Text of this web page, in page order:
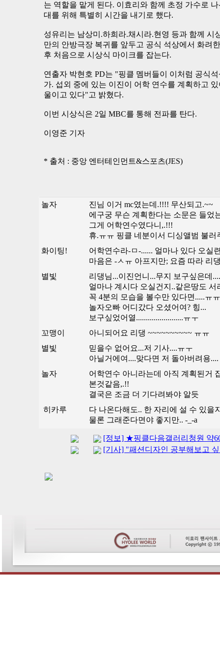
는 역할을 맡게 된다. 이효리와 함께 초정 가수로
대를 위해 특별히 시간을 내기로 했다.
성유리는 남상미.하희라.채시라.현영 등과 함께 시
만의 안방극장 복귀를 앞두고 공식 석상에서 화려
후 처음으로 시상식 마이크를 잡는다.
연출자 박현호 PD는 "핑클 멤버들이 이처럼 공식
가. 섭외 중에 있는 이진이 어학 연수를 계획하고
울이고 있다"고 밝혔다.
이번 시상식은 2일 MBC를 통해 전파를 탄다.
이영준 기자
* 출처 : 중앙 엔터테인먼트&스포츠(JES)
놀자
진님 이거 mc였는데.!!!! 무산되고.~~
에구궁 무슨 계획한다는 소문은 들었
그게 어학연수였다니,.!!!
휴.ㅠㅠ 핑클 네분이서 디싱앨범 불러
화이팅!
어학연수라-ㅁ-...... 얼마나 있다 오실
마음은 -ㅅㅠ 아프지만; 요즘 따라 리
별빛
리댕님...이진언니...무지 보구싶은데....
얼마나 계시다 오실건지..같은땅도 서
꼭 4분의 모습을 볼수만 있다면.....ㅠ
놀자오빠 어디갔다 오셨어여? 힝...
보구싶었어열........................ㅠㅜ
꼬맹이
아니되어요 리댕 ~~~~~~~~~~ ㅠㅠ
별빛
믿을수 없어요...저 기사....ㅠㅜ
아닐거에여....맞다면 저 돌아버려용....
놀자
어학연수 아니라는데 아직 계획된거
본것같음,.!!
결국은 조금 더 기다려봐야 알듯
히카루
다 나온다해도.. 한 자리에 설 수 있을
물론 그래준다면야 좋지만.. -_-a
[정보] ★핑클다음갤러리청원 약
[기사] "패션디자인 공부해보고